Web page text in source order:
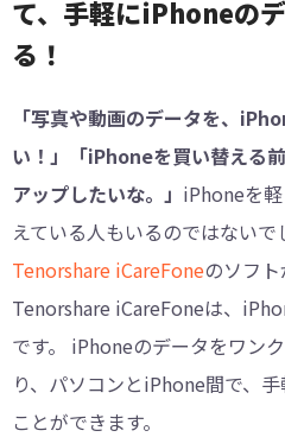
て、手軽にiPhoneの
る！
「写真や動画のデータを、
い！」「iPhoneを買い替える
アップしたいな。」 iPhoneを
えている人もいるのではないで
Tenorshare iCareFoneのソフト
Tenorshare iCareFoneは、
です。 iPhoneのデータをワン
り、パソコンとiPhone間で、
ことができます。